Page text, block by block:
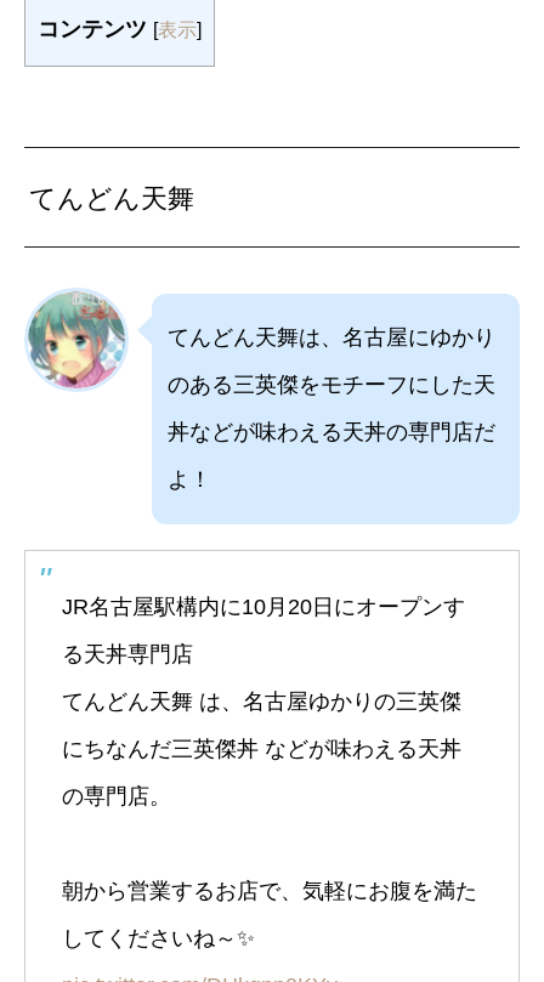
コンテンツ [表示]
てんどん天舞
てんどん天舞は、名古屋にゆかり
のある三英傑をモチーフにした天
丼などが味わえる天丼の専門店だ
よ！
JR名古屋駅構内に10月20日にオープンす
る天丼専門店
てんどん天舞 は、名古屋ゆかりの三英傑
にちなんだ三英傑丼 などが味わえる天丼
の専門店。
朝から営業するお店で、気軽にお腹を満た
してくださいね～✨️